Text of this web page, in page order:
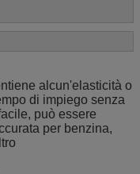
alcun'elasticità o
di impiego senza
può essere
per benzina,